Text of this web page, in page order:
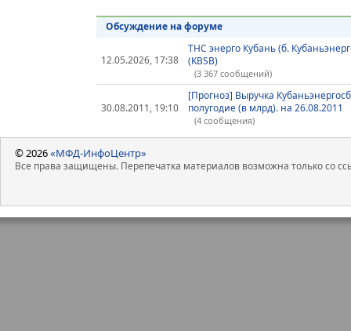
Обсуждение на форуме
12.05.2026, 17:38
ТНС энерго Кубань (б.
(KBSB)
(3 367 сообщений)
30.08.2011, 19:10
[Прогноз] Выручка
полугодие (в млрд). на 26.08.2011
(4 сообщения)
© 2026«МФД-ИнфоЦентр»
Все права защищены. Перепечатка материалов возможна только со